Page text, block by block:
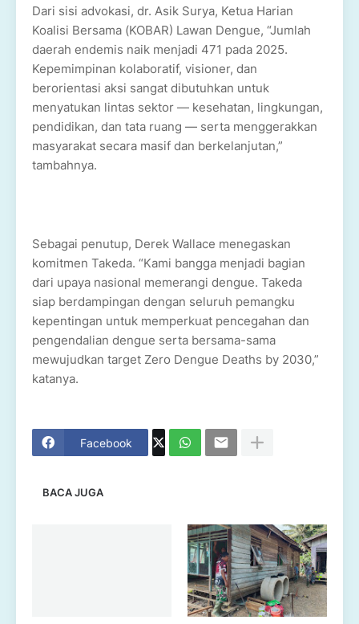
Dari sisi advokasi, dr. Asik Surya, Ketua Harian
Koalisi Bersama (KOBAR) Lawan Dengue, “Jumlah
daerah endemis naik menjadi 471 pada 2025.
Kepemimpinan kolaboratif, visioner, dan
berorientasi aksi sangat dibutuhkan untuk
menyatukan lintas sektor — kesehatan, lingkungan,
pendidikan, dan tata ruang — serta menggerakkan
masyarakat secara masif dan berkelanjutan,”
tambahnya.
Sebagai penutup, Derek Wallace menegaskan
komitmen Takeda. “Kami bangga menjadi bagian
dari upaya nasional memerangi dengue. Takeda
siap berdampingan dengan seluruh pemangku
kepentingan untuk memperkuat pencegahan dan
pengendalian dengue serta bersama-sama
mewujudkan target Zero Dengue Deaths by 2030,”
katanya.
Facebook
BACA JUGA